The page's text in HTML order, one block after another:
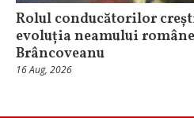
Rolul conducătorilor
evoluția neamului
Brâncoveanu
16 Aug, 2026